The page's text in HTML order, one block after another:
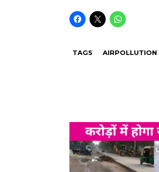
TAGS AIRPOLLUTION